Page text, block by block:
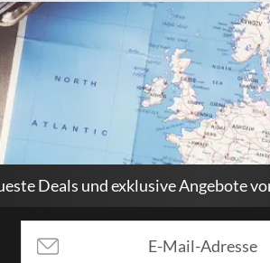
Deals und exklusive Angebote